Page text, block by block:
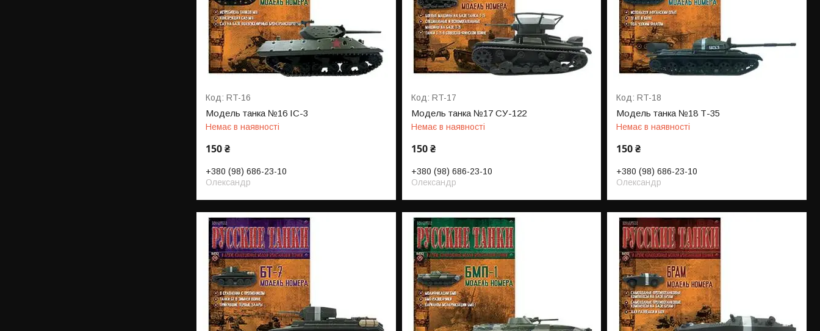
RT-16
Модель танка №16 ІС-3
Немає в наявності
150 ₴
+380 (98) 686-23-10
Олександр
RT-17
Модель танка №17 СУ-122
Немає в наявності
150 ₴
+380 (98) 686-23-10
Олександр
RT-18
Модель танка №18 Т-35
Немає в наявності
150 ₴
+380 (98) 686-23-10
Олександр